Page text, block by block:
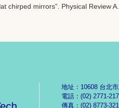
chirped mirrors”. Physical Review
地址：10608 台北
電話：(02) 2771-
傳真：(02) 8773-